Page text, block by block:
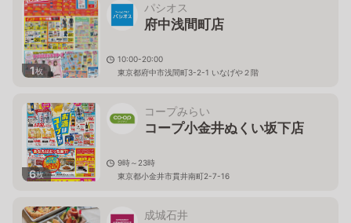
1枚
パシオス
府中浅間町店
10:00-20:00
東京都府中市浅間町3-2-1 いなげや２階
6枚
コープみらい
コープ小金井ぬくい坂下店
9時～23時
東京都小金井市貫井南町2-7-16
成城石井